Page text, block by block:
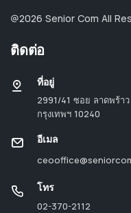
@2026 Senior Com All
ติดต่อ
ที่อยู่
2991/41 ซอย ลาดพร้า
กรุงเทพฯ 10240
อีเมล
โทร
02-370-2112